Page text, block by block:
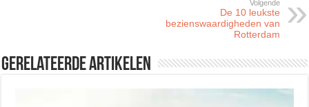
Volgende
De 10 leukste
bezienswaardigheden van
Rotterdam
Gerelateerde artikelen